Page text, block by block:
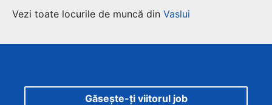
Vezi toate locurile de muncă din Vaslui
Găsește-ți viitorul job